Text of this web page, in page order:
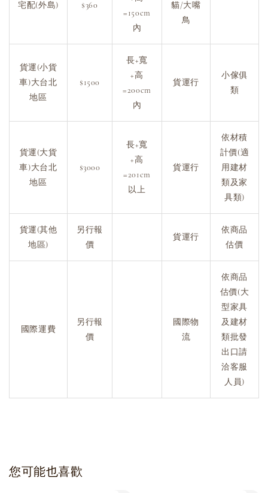
宅配(外島) $360
=150cm
內
貓/大嘴
鳥
貨運(小貨
車)大台北
地區
$1500
長+寬
+高
=200cm
內
貨運行
小傢俱
類
貨運(大貨
車)大台北
地區
$3000
長+寬
+高
=201cm
以上
貨運行
依材積
計價(適
用建材
類及家
具類)
貨運(其他
地區)
另行報
價
貨運行
依商品
估價
國際運費
另行報
價
國際物
流
依商品
估價(大
型家具
及建材
類批發
出口請
洽客服
人員)
您可能也喜歡